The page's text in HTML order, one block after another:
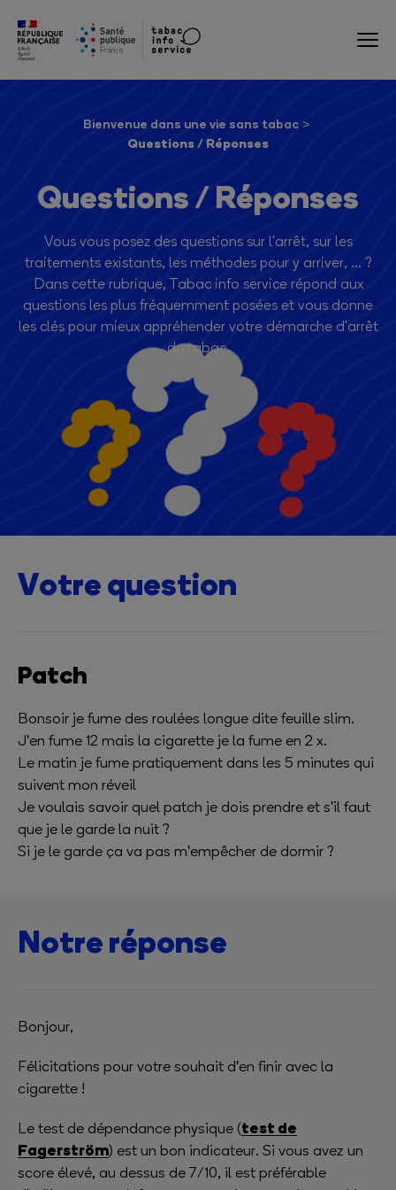
Bienvenue dans une vie sans tabac
Questions / Réponses
Questions / Réponses
Vous vous posez des questions sur l'arrêt, sur les
traitements existants, les méthodes pour y arriver, ... ?
Dans cette rubrique, Tabac info service répond aux
questions les plus fréquemment posées et vous donne
les clés pour mieux appréhender votre démarche d'arrêt
du tabac.
Votre question
Patch
Bonsoir je fume des roulées longue dite feuille slim.
J'en fume 12 mais la cigarette je la fume en 2 x.
Le matin je fume pratiquement dans les 5 minutes qui
suivent mon réveil
Je voulais savoir quel patch je dois prendre et s'il faut
que je le garde la nuit ?
Si je le garde ça va pas m'empêcher de dormir ?
Notre réponse
Bonjour,
Félicitations pour votre souhait d'en finir avec la
cigarette !
Le test de dépendance physique (test de
Fagerström) est un bon indicateur. Si vous avez un
score élevé, au dessus de 7/10, il est préférable